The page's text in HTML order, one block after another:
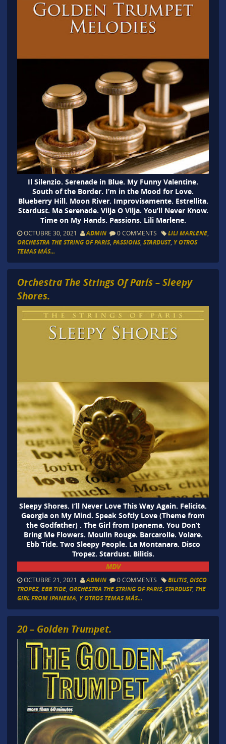
Il Silenzio. Serenade in Blue. My Funny Valentine.
South of the Border. I’m in the Mood for Love.
Blueberry Hill. Moon River. Improvisamente. Estrellita.
Stardust. Ma Serenade. Vilja O Vilja. You’ll Never Know.
Time on My Hands. Passions. Lili Marlene.
OCTUBRE 30, 2021 ADMIN 0 COMMENTS LILI MARLENE,
ORCHESTRA THE STRING OF PARIS, PASSIONS, STARDUST, Y OTROS
TEMAS MÁS...
Orchestra The Strings Of París – Sleepy
Shores.
Sleepy Shores. I’ll Never Love This Way Again. Felicita.
Georgia on My Mind. Speak Softly Love (Theme from
the Godfather) . The Girl from Ipanema. You Don’t
Bring Me Flowers. Moulin Rouge. Barcarolle. Volare.
Ebb Tide. Two Sleepy People. La Montanara. Disco
Tropez. Stardust. Bilitis.
MDV
OCTUBRE 21, 2021 ADMIN 0 COMMENTS BILITIS, DISCO
TROPEZ, EBB TIDE, ORCHESTRA THE STRING OF PARIS, STARDUST, THE
GIRL FROM IPANEMA, Y OTROS TEMAS MÁS...
20 – Golden Trumpet.